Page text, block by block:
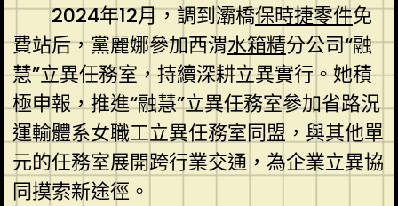
2024年12月，調到灞橋保時捷零件免
費站后，黨麗娜參加西渭水箱精分公司“融
慧”立異任務室，持續深耕立異實行。她積
極申報，推進“融慧”立異任務室參加省路況
運輸體系女職工立異任務室同盟，與其他單
元的任務室展開跨行業交通，為企業立異協
同摸索新途徑。